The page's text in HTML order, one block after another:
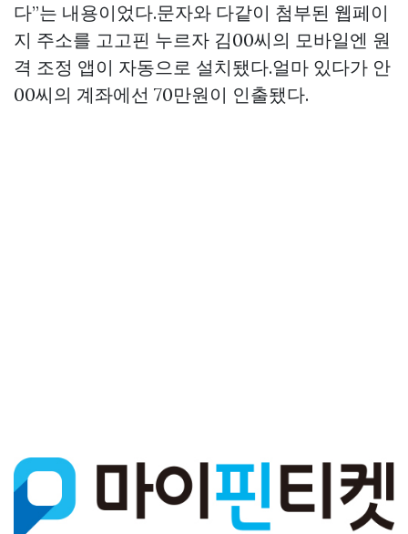
다”는 내용이었다.문자와 다같이 첨부된 웹페이
지 주소를 고고핀 누르자 김00씨의 모바일엔 원
격 조정 앱이 자동으로 설치됐다.얼마 있다가 안
00씨의 계좌에선 70만원이 인출됐다.